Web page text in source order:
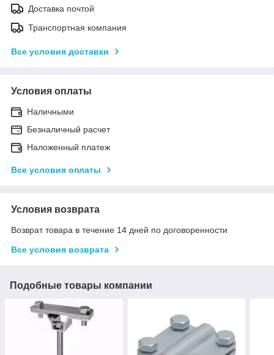
Доставка почтой
Транспортная компания
Все условия доставки
Условия оплаты
Наличными
Безналичный расчет
Наложенный платеж
Все условия оплаты
Условия возврата
Возврат товара в течение 14 дней по договоренности
Все условия возврата
Подобные товары компании